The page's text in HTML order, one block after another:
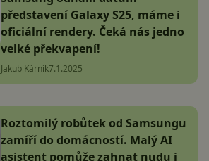
představení Galaxy S25, máme i
oficiální rendery. Čeká nás jedno
velké překvapení!
Jakub Kárník7.1.2025
Roztomilý robůtek od Samsungu
zamíří do domácností. Malý AI
asistent pomůže zahnat nudu i